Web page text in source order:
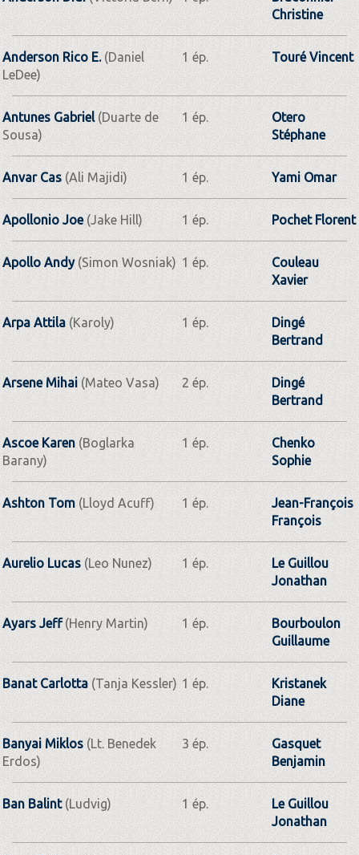
Christine
Anderson Rico E. (Daniel
LeDee)
1 ép. Touré Vincent
Antunes Gabriel (Duarte de
Sousa)
1 ép.
Otero
Stéphane
Anvar Cas (Ali Majidi) 1 ép. Yami Omar
Apollonio Joe(Jake Hill) 1 ép. Pochet Florent
Apollo Andy(Simon Wosniak) 1 ép.
Couleau
Xavier
Arpa Attila(Karoly) 1 ép.
Dingé
Bertrand
Arsene Mihai(Mateo Vasa) 2 ép.
Dingé
Bertrand
Ascoe Karen(Boglarka
Barany)
1 ép.
Chenko
Sophie
Ashton Tom (Lloyd Acuff) 1 ép.
Jean-François
François
Aurelio Lucas (Leo Nunez) 1 ép.
Le Guillou
Jonathan
Ayars Jeff(Henry Martin) 1 ép.
Bourboulon
Guillaume
Banat Carlotta(Tanja Kessler) 1 ép.
Kristanek
Diane
Banyai Miklos(Lt. Benedek
Erdos)
3 ép.
Gasquet
Benjamin
Ban Balint(Ludvig) 1 ép.
Le Guillou
Jonathan